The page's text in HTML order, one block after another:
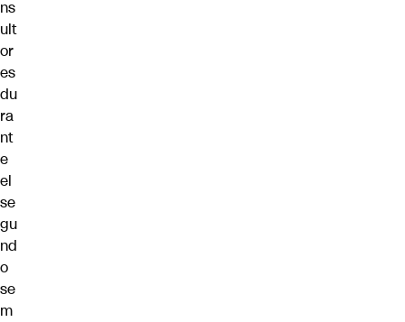
ns
ult
or
es
du
ra
nt
e
el
se
gu
nd
o
se
m